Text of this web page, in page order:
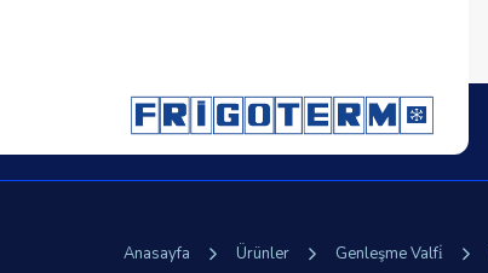
Anasayfa Ürünler Genleşme Valfi̇